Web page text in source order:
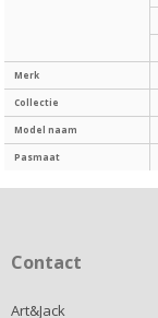
Merk
Collectie
Model naam
Pasmaat
Contact
Art&Jack